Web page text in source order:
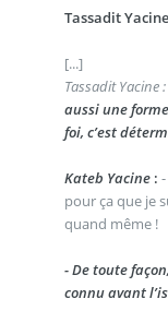
Tassadit Yacine
[...]
Tassadit Yacine :
aussi une
foi, c’est
Kateb Yacine:
pour ça que je
quand même !
- De toute
connu avant